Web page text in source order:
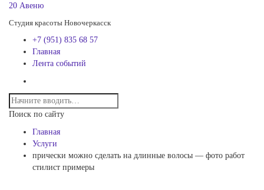
20 Авеню
Студия красоты Новочеркасск
+7 (951) 835 68 57
Главная
Лента событий
Поиск по сайту
Главная
Услуги
прически можно сделать на длинные волосы — фото работ
стилист примеры